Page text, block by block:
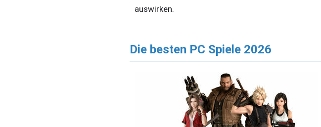
auswirken.
Die besten PC Spiele 2026